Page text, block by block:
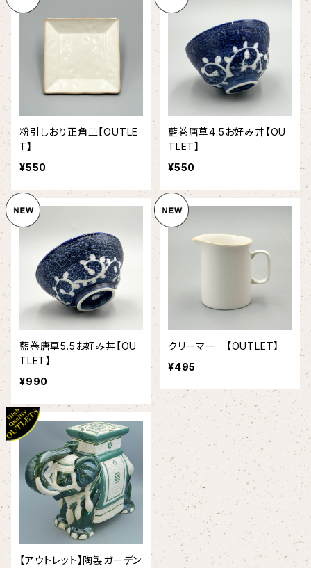
粉引しおり正角皿【OUTLE
T】
¥550
藍巻唐草4.5お好み丼【OU
TLET】
¥550
藍巻唐草5.5お好み丼【OU
TLET】
¥990
クリーマー 【OUTLET】
¥495
【アウトレット】陶製ガーデン